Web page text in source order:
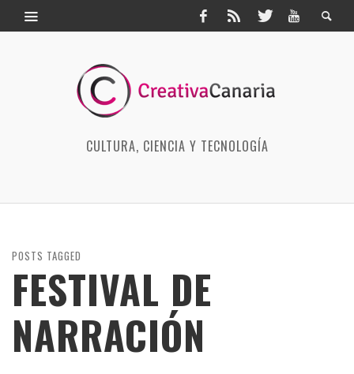
CULTURA, CIENCIA Y TECNOLOGÍA
POSTS TAGGED
FESTIVAL DE
NARRACIÓN